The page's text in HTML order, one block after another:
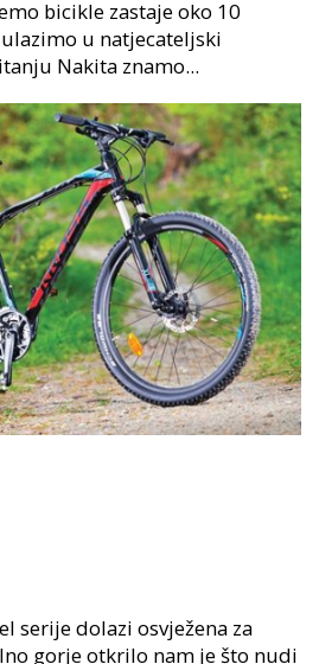
bicikle zastaje oko 10
u natjecateljski
Nakita znamo...
serije dolazi osvježena za
gorje otkrilo nam je što nudi